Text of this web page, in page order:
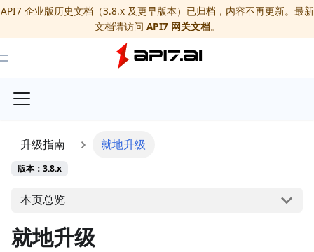
API7 企业版历史文档（3.8.x 及更早版本）已归档，内容不再更新。最新
文档请访问 API7 网关文档。
Toggle Menu
升级指南 就地升级
版本：3.8.x
本页总览
就地升级